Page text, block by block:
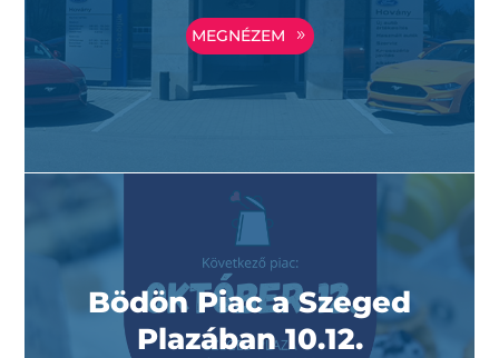
MEGNÉZEM
Bödön Piac a Szeged
Plazában 10.12.